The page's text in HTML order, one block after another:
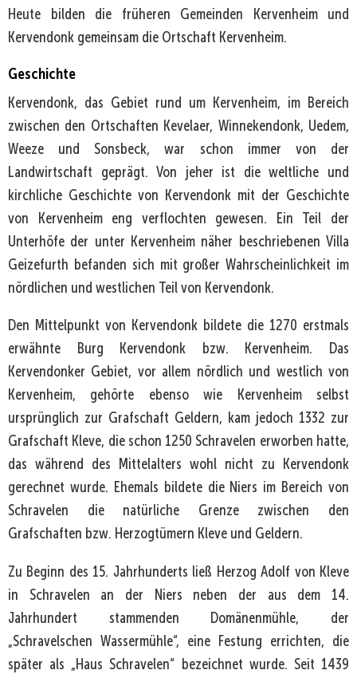
Heute bilden die früheren Gemeinden Kervenheim und
Kervendonk gemeinsam die Ortschaft Kervenheim.
Geschichte
Kervendonk, das Gebiet rund um Kervenheim, im Bereich
zwischen den Ortschaften Kevelaer, Winnekendonk, Uedem,
Weeze und Sonsbeck, war schon immer von der
Landwirtschaft geprägt. Von jeher ist die weltliche und
kirchliche Geschichte von Kervendonk mit der Geschichte
von Kervenheim eng verflochten gewesen. Ein Teil der
Unterhöfe der unter Kervenheim näher beschriebenen Villa
Geizefurth befanden sich mit großer Wahrscheinlichkeit im
nördlichen und westlichen Teil von Kervendonk.
Den Mittelpunkt von Kervendonk bildete die 1270 erstmals
erwähnte Burg Kervendonk bzw. Kervenheim. Das
Kervendonker Gebiet, vor allem nördlich und westlich von
Kervenheim, gehörte ebenso wie Kervenheim selbst
ursprünglich zur Grafschaft Geldern, kam jedoch 1332 zur
Grafschaft Kleve, die schon 1250 Schravelen erworben hatte,
das während des Mittelalters wohl nicht zu Kervendonk
gerechnet wurde. Ehemals bildete die Niers im Bereich von
Schravelen die natürliche Grenze zwischen den
Grafschaften bzw. Herzogtümern Kleve und Geldern.
Zu Beginn des 15. Jahrhunderts ließ Herzog Adolf von Kleve
in Schravelen an der Niers neben der aus dem 14.
Jahrhundert stammenden Domänenmühle, der
„Schravelschen Wassermühle“, eine Festung errichten, die
später als „Haus Schravelen“ bezeichnet wurde. Seit 1439